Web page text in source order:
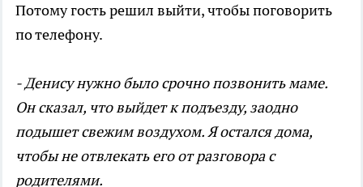
Потому гость решил выйти, чтобы поговорить
по телефону.
- Денису нужно было срочно позвонить маме.
Он сказал, что выйдет к подъезду, заодно
подышет свежим воздухом. Я остался дома,
чтобы не отвлекать его от разговора с
родителями.